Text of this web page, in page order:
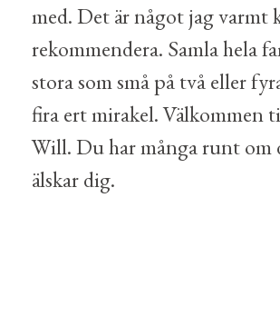
med. Det är något jag varmt
rekommendera. Samla hela
stora som små på två eller
fira ert mirakel. Välkommen
Will. Du har många runt om
älskar dig.